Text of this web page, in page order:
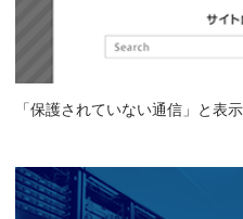
「保護されていない通信」と表